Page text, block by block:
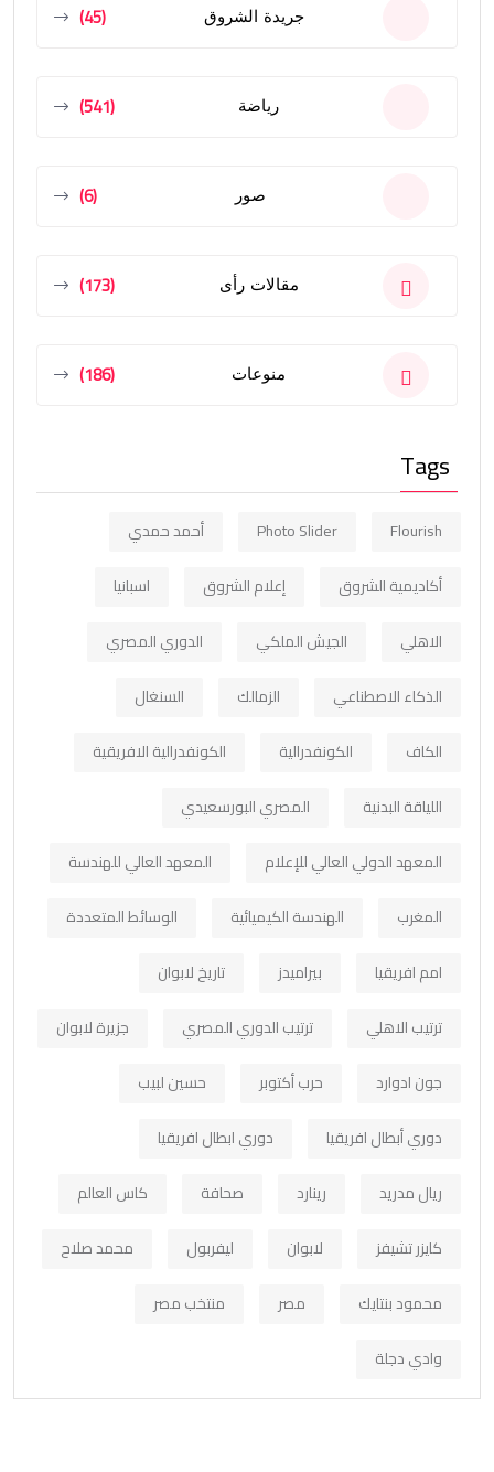
جريدة الشروق (45)
رياضة (541)
صور (6)
مقالات رأى (173)
منوعات (186)
Tags
Flourish
Photo Slider
أحمد حمدي
أكاديمية الشروق
إعلام الشروق
اسبانيا
الاهلي
الجيش الملكي
الدوري المصري
الذكاء الاصطناعي
الزمالك
السنغال
الكاف
الكونفدرالية
الكونفدرالية الافريقية
اللياقة البدنية
المصري البورسعيدي
المعهد الدولي العالي للإعلام
المعهد العالي للهندسة
المغرب
الهندسة الكيميائية
الوسائط المتعددة
امم افريقيا
بيراميدز
تاريخ لابوان
ترتيب الاهلي
ترتيب الدوري المصري
جزيرة لابوان
جون ادوارد
حرب أكتوبر
حسين لبيب
دوري أبطال افريقيا
دوري ابطال افريقيا
ريال مدريد
رينارد صحافة
كاس العالم
كايزر تشيفز
لابوان ليفربول
محمد صلاح
محمود بنتايك
مصر
منتخب مصر
وادي دجلة